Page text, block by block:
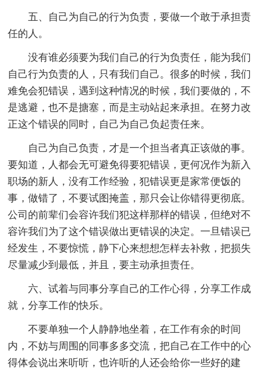
五、自己为自己的行为负责，要做一个敢于承担责
任的人。
没有谁必须要为我们自己的行为负责任，能为我们
自己行为负责的人，只有我们自己。很多的时候，我们
难免会犯错误，遇到这种情况的时候，我们要做的，不
是逃避，也不是搪塞，而是主动站起来承担。在努力改
正这个错误的同时，自己为自己负起责任来。
自己为自己负责，才是一个担当者真正该做的事。
要知道，人都会无可避免得要犯错误，更何况作为新入
职场的新人，没有工作经验，犯错误更是家常便饭的
事，做错了，不要试图掩盖，那只会让你错得更彻底。
公司的前辈们会容许我们犯这样那样的错误，但绝对不
容许我们为了这个错误做出更错误的决定。一旦错误已
经发生，不要惊慌，静下心来想想怎样去补救，把损失
尽量减少到最低，并且，要主动承担责任。
六、试着与同事分享自己的工作心得，分享工作成
就，分享工作的快乐。
不要单独一个人静静地坐着，在工作有余的时间
内，不妨与周围的同事多多交流，把自己在工作中的心
得体会说出来听听，也许听的人还会给你一些好的建